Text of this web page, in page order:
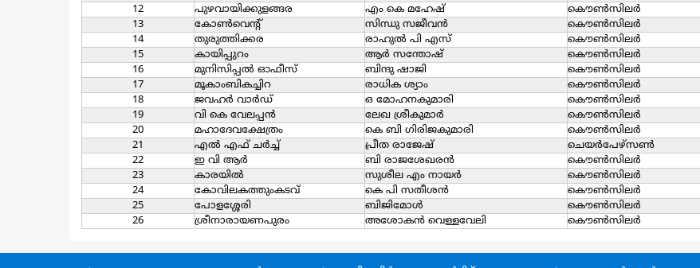
12
പുഴവായിക്കുളങ്ങര എം കെ മഹേഷ് കൌൺസിലർ
13
കോണ്‍വെന്‍റ് സിന്ധു സജീവന്‍ കൌൺസിലർ
14
തുരുത്തിക്കര രാഹുല്‍ പി എസ് കൌൺസിലർ
15
കായിപ്പുറം ആര്‍ സന്തോഷ് കൌൺസിലർ
16
മുനിസിപ്പല്‍ ഓഫീസ് ബിന്ദു ഷാജി കൌൺസിലർ
17
മൂകാംബികച്ചിറ രാധിക ശ്യാം കൌൺസിലർ
18
ജവഹര്‍ വാര്‍ഡ് ഒ മോഹനകുമാരി കൌൺസിലർ
19
വി കെ വേലപ്പന്‍ ലേഖ ശ്രീകുമാര്‍ കൌൺസിലർ
20
മഹാദേവക്ഷേത്രം കെ ബി ഗിരിജകുമാരി കൌൺസിലർ
21
എല്‍ എഫ് ചര്‍ച്ച് പ്രീത രാജേഷ് ചെയര്‍പേഴ്സണ്‍
22
ഇ വി ആര്‍ ബി രാജശേഖരന്‍ കൌൺസിലർ
23
കാരയില്‍ സുശീല എം നായര്‍ കൌൺസിലർ
24
കോവിലകത്തുംകടവ് കെ പി സതീശന്‍ കൌൺസിലർ
25
പോളശ്ശേരി ബിജിമോള്‍ കൌൺസിലർ
26
ശ്രീനാരായണപുരം അശോകന്‍ വെള്ളവേലി കൌൺസിലർ